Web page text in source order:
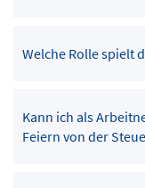
Welche Rolle spielt
Kann ich als
Feiern von der